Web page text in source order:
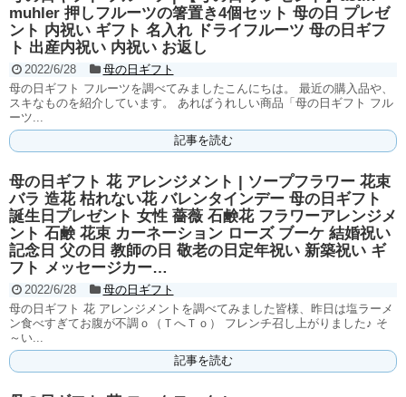
muhler 押しフルーツの箸置き4個セット 母の日 プレゼ
ント 内祝い ギフト 名入れ ドライフルーツ 母の日ギフ
ト 出産内祝い 内祝い お返し
2022/6/28
母の日ギフト
母の日ギフト フルーツを調べてみましたこんにちは。 最近の購入品や、
スキなものを紹介しています。 あればうれしい商品「母の日ギフト フル
ーツ...
記事を読む
母の日ギフト 花 アレンジメント | ソープフラワー 花束
バラ 造花 枯れない花 バレンタインデー 母の日ギフト
誕生日プレゼント 女性 薔薇 石鹸花 フラワーアレンジメ
ント 石鹸 花束 カーネーション ローズ ブーケ 結婚祝い
記念日 父の日 教師の日 敬老の日定年祝い 新築祝い ギ
フト メッセージカー…
2022/6/28
母の日ギフト
母の日ギフト 花 アレンジメントを調べてみました皆様、昨日は塩ラーメ
ン食べすぎてお腹が不調ｏ（ＴへＴｏ） フレンチ召し上がりました♪ そ
～い...
記事を読む